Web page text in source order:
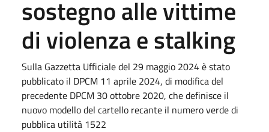
sostegno alle vittime
di violenza e stalking
Sulla Gazzetta Ufficiale del 29 maggio 2024 è stato
pubblicato il DPCM 11 aprile 2024, di modifica del
precedente DPCM 30 ottobre 2020, che definisce il
nuovo modello del cartello recante il numero verde di
pubblica utilità 1522